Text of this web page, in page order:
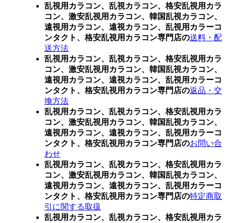
乱視用カラコン、乱視カラコン、格安乱視用カラ
コン、激安乱視用カラコン、韓国乱視カラコン、
遠視用カラコン、遠視カラコン、乱視用カラーコ
ンタクト、格安乱視用カラコン専門店の送料・配
送方法
乱視用カラコン、乱視カラコン、格安乱視用カラ
コン、激安乱視用カラコン、韓国乱視カラコン、
遠視用カラコン、遠視カラコン、乱視用カラーコ
ンタクト、格安乱視用カラコン専門店の返品・交
換方法
乱視用カラコン、乱視カラコン、格安乱視用カラ
コン、激安乱視用カラコン、韓国乱視カラコン、
遠視用カラコン、遠視カラコン、乱視用カラーコ
ンタクト、格安乱視用カラコン専門店のお問い合
わせ
乱視用カラコン、乱視カラコン、格安乱視用カラ
コン、激安乱視用カラコン、韓国乱視カラコン、
遠視用カラコン、遠視カラコン、乱視用カラーコ
ンタクト、格安乱視用カラコン専門店の特定商取
引に関する取扱
乱視用カラコン、乱視カラコン、格安乱視用カラ